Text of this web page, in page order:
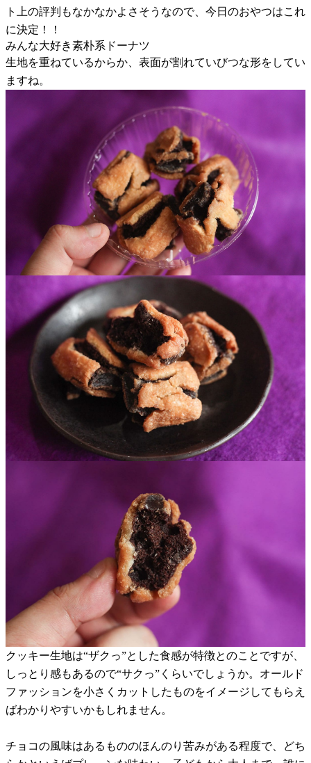
ト上の評判もなかなかよさそうなので、今日のおやつはこれ
に決定！！
みんな大好き素朴系ドーナツ
生地を重ねているからか、表面が割れていびつな形をしてい
ますね。
クッキー生地は“ザクっ”とした食感が特徴とのことですが、
しっとり感もあるので“サクっ”くらいでしょうか。オールド
ファッションを小さくカットしたものをイメージしてもらえ
ばわかりやすいかもしれません。
チョコの風味はあるもののほんのり苦みがある程度で、どち